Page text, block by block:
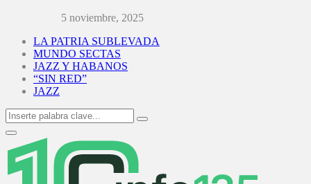
5 noviembre, 2025
LA PATRIA SUBLEVADA
MUNDO SECTAS
JAZZ Y HABANOS
“SIN RED”
JAZZ
Search
for:
Search
Primary
Menu